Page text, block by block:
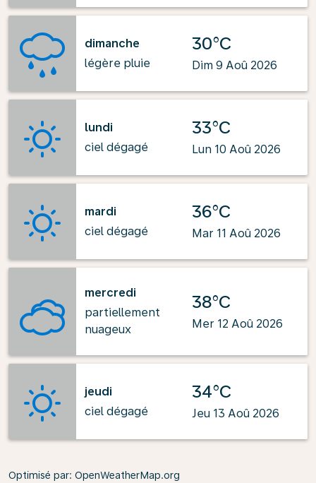
dimanche
légère pluie
30°C
Dim 9 Aoû 2026
lundi
ciel dégagé
33°C
Lun 10 Aoû 2026
mardi
ciel dégagé
36°C
Mar 11 Aoû 2026
mercredi
partiellement
nuageux
38°C
Mer 12 Aoû 2026
jeudi
ciel dégagé
34°C
Jeu 13 Aoû 2026
Optimisé par: OpenWeatherMap.org